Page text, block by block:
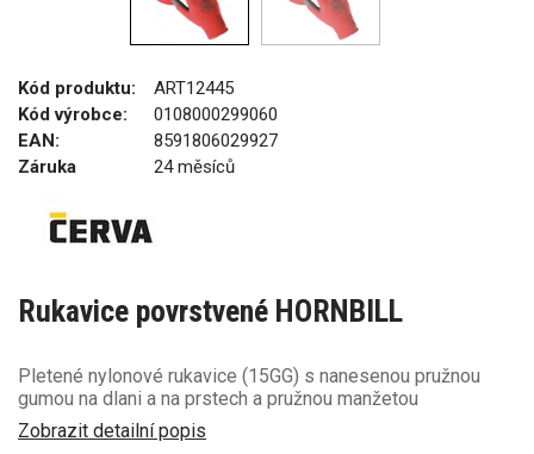
Kód produktu:
ART12445
Kód výrobce:
0108000299060
EAN:
8591806029927
Záruka
24 měsíců
Rukavice povrstvené HORNBILL
Pletené nylonové rukavice (15GG) s nanesenou pružnou
gumou na dlani a na prstech a pružnou manžetou
Zobrazit detailní popis